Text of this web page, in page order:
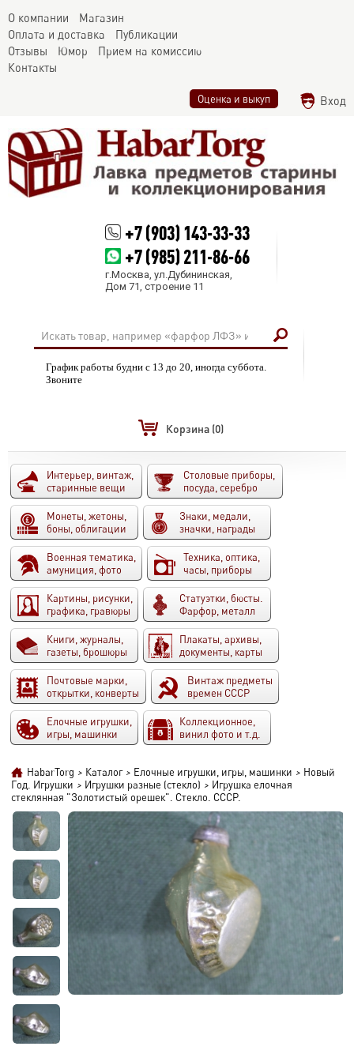
О компании
Магазин
Оплата и доставка
Публикации
Отзывы
Юмор
Прием на комиссию
Контакты
Оценка и выкуп Вход
+7 (903) 143-33-33
+7 (985) 211-86-66
г.Москва, ул.Дубининская,
Дом 71, строение 11
График работы будни с 13 до 20, иногда суббота.
Звоните
Корзина (0)
Интерьер, винтаж,
старинные вещи
Столовые приборы,
посуда, серебро
Монеты, жетоны,
боны, облигации
Знаки, медали,
значки, награды
Военная тематика,
амуниция, фото
Техника, оптика,
часы, приборы
Картины, рисунки,
графика, гравюры
Статуэтки, бюсты.
Фарфор, металл
Книги, журналы,
газеты, брошюры
Плакаты, архивы,
документы, карты
Почтовые марки,
открытки, конверты
Винтаж предметы
времен СССР
Елочные игрушки,
игры, машинки
Коллекционное,
винил фото и т.д.
HabarTorg > Каталог > Елочные игрушки, игры, машинки > Новый
Год. Игрушки > Игрушки разные (стекло) > Игрушка елочная
стеклянная "Золотистый орешек". Стекло. СССР.